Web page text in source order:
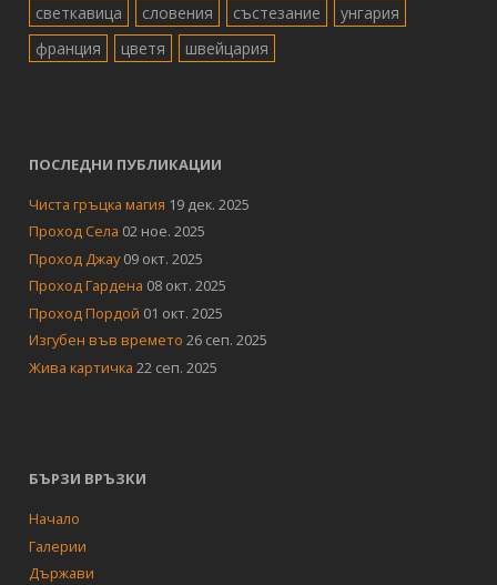
светкавица
словения състезание
унгария
франция
цветя швейцария
ПОСЛЕДНИ ПУБЛИКАЦИИ
Чиста гръцка магия 19 дек. 2025
Проход Села 02 ное. 2025
Проход Джау 09 окт. 2025
Проход Гардена 08 окт. 2025
Проход Пордой 01 окт. 2025
Изгубен във времето 26 сеп. 2025
Жива картичка 22 сеп. 2025
БЪРЗИ ВРЪЗКИ
Начало
Галерии
Държави